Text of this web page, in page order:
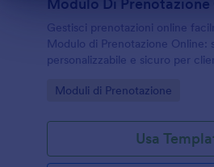
Gestisci prenotazioni online
Modulo di Prenotazione Online:
personalizzabile e sicuro per
Go to Category:
Moduli di Prenotazione
Usa